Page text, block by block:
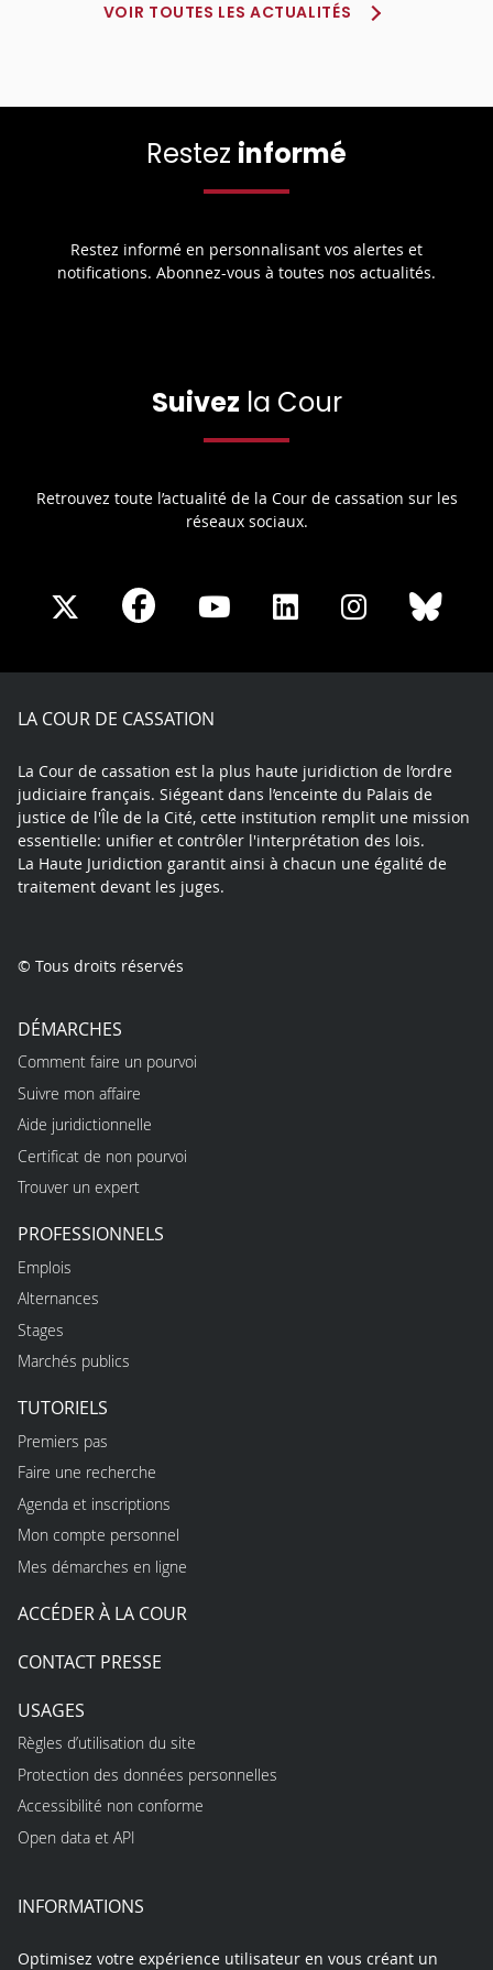
VOIR TOUTES LES ACTUALITÉS
Restez informé
Restez informé en personnalisant vos alertes et
notifications. Abonnez-vous à toutes nos actualités.
Suivez la Cour
Retrouvez toute l’actualité de la Cour de cassation sur les
réseaux sociaux.
Share
X
Share
Facebook
Share
Youtube
Share
LinkedIn
Share
Instagram
LA COUR DE CASSATION
La Cour de cassation est la plus haute juridiction de l’ordre
judiciaire français. Siégeant dans l’enceinte du Palais de
justice de l'Île de la Cité, cette institution remplit une mission
essentielle: unifier et contrôler l'interprétation des lois.
La Haute Juridiction garantit ainsi à chacun une égalité de
traitement devant les juges.
© Tous droits réservés
DÉMARCHES
Comment faire un pourvoi
Suivre mon affaire
Aide juridictionnelle
Certificat de non pourvoi
Trouver un expert
PROFESSIONNELS
Emplois
Alternances
Stages
Marchés publics
TUTORIELS
Premiers pas
Faire une recherche
Agenda et inscriptions
Mon compte personnel
Mes démarches en ligne
ACCÉDER À LA COUR
CONTACT PRESSE
USAGES
Règles d’utilisation du site
Protection des données personnelles
Accessibilité non conforme
Open data et API
INFORMATIONS
Optimisez votre expérience utilisateur en vous créant un